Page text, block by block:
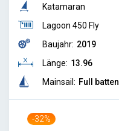
Katamaran
Lagoon 450 Fly
Baujahr: 2019
Länge: 13.96
Mainsail: Full batten
-32%